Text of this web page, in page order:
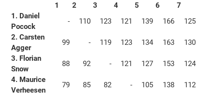
1 2 3 4 5 6
7
1. Daniel
Pocock
- 110 123 121 139 166
125
2. Carsten
Agger
99 - 119 123 134 163
130
3. Florian
Snow
88 92 - 121 127 153
124
4. Maurice
Verheesen
79 85 82 - 105 138
112